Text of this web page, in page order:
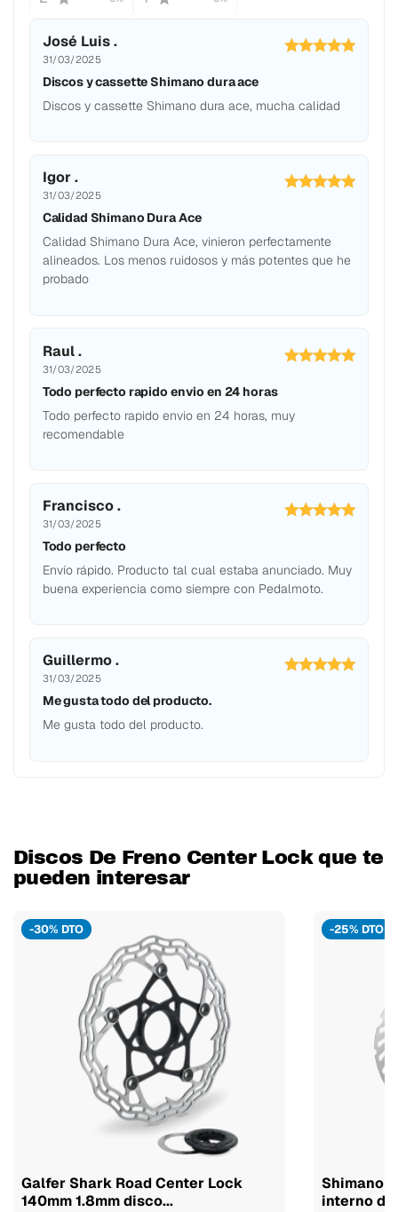
José Luis .
31/03/2025
Discos y cassette Shimano dura ace
Discos y cassette Shimano dura ace, mucha calidad
Igor .
31/03/2025
Calidad Shimano Dura Ace
Calidad Shimano Dura Ace, vinieron perfectamente
alineados. Los menos ruidosos y más potentes que he
probado
Raul .
31/03/2025
Todo perfecto rapido envio en 24 horas
Todo perfecto rapido envio en 24 horas, muy
recomendable
Francisco .
31/03/2025
Todo perfecto
Envío rápido. Producto tal cual estaba anunciado. Muy
buena experiencia como siempre con Pedalmoto.
Guillermo .
31/03/2025
Me gusta todo del producto.
Me gusta todo del producto.
Discos De Freno Center Lock que te
pueden interesar
-30% DTO
Galfer Shark Road Center Lock
140mm 1.8mm disco...
-25% DTO
Shimano
interno